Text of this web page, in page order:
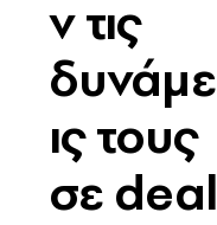
ν τις
δυνάμε
ις τους
σε deal